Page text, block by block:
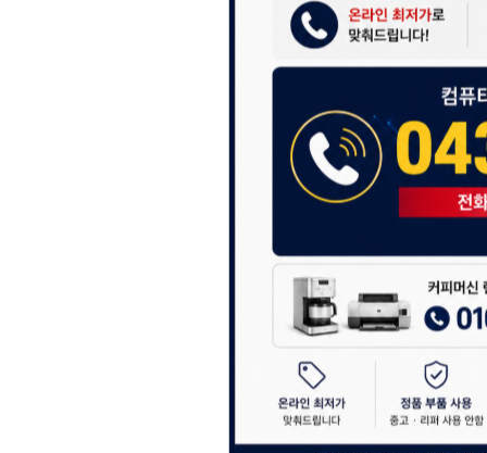
항상 더 나은 서비스
감사합니다.
(주)디앤아이